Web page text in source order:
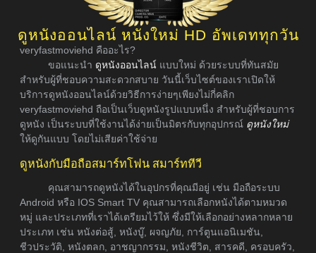
ดูหนังออนไลน์ หนังใหม่ HD อัพเดททุกวัน
veryfastmoviehd คืออะไร?
ขอแนะนำ ดูหนังออนไลน์ แบบใหม่ ด้วยระบบที่ทันสมัย
สำหรับผู้ที่ชอบความสะดวกสบาย วันนี้เว็บไซต์ของเราเปิดให้
บริการดูหนังออนไลน์ด้วยวิธีการง่ายๆเพียงไม่กี่คลิก
veryfastmoviehd ถือเป็นเว็บดูหนังรูปแบบหนึ่ง สำหรับผู้ที่ชอบการ
ดูหนัง เป็นระบบที่ใช้งานได้ง่ายเป็นมิตรกับทุกอุปกรณ์ ดูหนังใหม่
ให้ดูกันแบบ โดยไม่เสียค่าใช้จ่าย
ดูหนังกับมือถือสมาร์ทโฟน สมาร์ททีวี
คุณสามารถดูหนังได้ในอุปกรที่คุณมีอยู่ เช่น มือถือระบบ
Android หรือ IOS Smart TV คุณสามารถเลือกหนังได้ตามหมวด
หมู่ และประเภทที่เราได้เตรียมไว้ให้ ซึ่งมีให้เลือกอย่างหลากหลาย
ประเภท เช่น หนังต่อสู้, หนังบู๊, ผจญภัย, การ์ตูนแอนิเมชัน,
ชีวประวัติ, หนังตลก, อาชญากรรม, หนังชีวิต, สารคดี, ครอบครัว,